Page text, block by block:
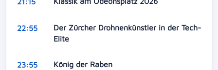
22:55
Der Zürcher Drohnenkünstler in der Tech-
Elite
23:55 König der Raben